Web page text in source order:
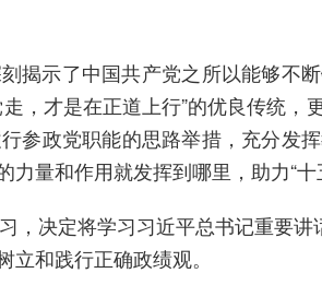
示了中国共产党之所以能够不
，才是在正道上行”的优良传统
参政党职能的思路举措，充分发
量和作用就发挥到哪里，助力“十
决定将学习习近平总书记重要讲
和践行正确政绩观。